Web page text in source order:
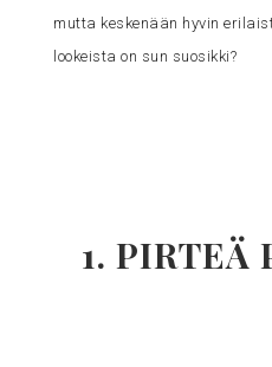
mutta keskenään hyvin
lookeista on sun suosikki?
1. PIRTEÄ